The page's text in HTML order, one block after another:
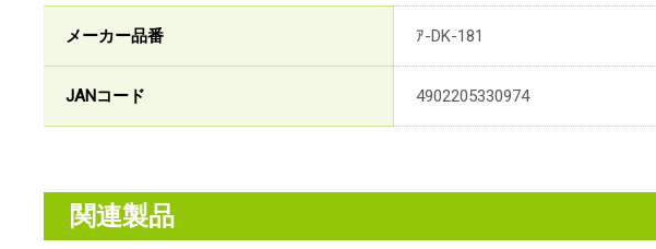
メーカー品番 ｱ-DK-181
JANコード 4902205330974
関連製品